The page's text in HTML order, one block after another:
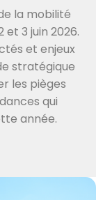
la mobilité
3 juin 2026.
et enjeux
stratégique
les pièges
qui
année.